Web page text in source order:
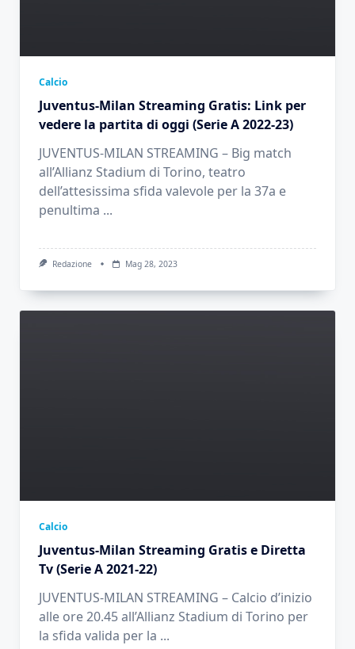
Calcio
Juventus-Milan Streaming Gratis: Link per
vedere la partita di oggi (Serie A 2022-23)
JUVENTUS-MILAN STREAMING – Big match
all’Allianz Stadium di Torino, teatro
dell’attesissima sfida valevole per la 37a e
penultima ...
Redazione Mag 28, 2023
Calcio
Juventus-Milan Streaming Gratis e Diretta
Tv (Serie A 2021-22)
JUVENTUS-MILAN STREAMING – Calcio d’inizio
alle ore 20.45 all’Allianz Stadium di Torino per
la sfida valida per la ...